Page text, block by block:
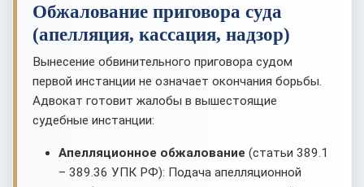
Обжалование приговора суда
(апелляция, кассация, надзор)
Вынесение обвинительного приговора судом
первой инстанции не означает окончания борьбы.
Адвокат готовит жалобы в вышестоящие
судебные инстанции:
Апелляционное обжалование (статьи 389.1
– 389.36 УПК РФ): Подача апелляционной